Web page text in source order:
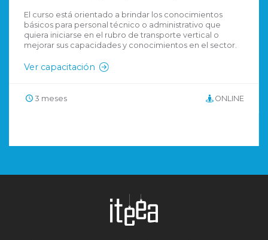
El curso está orientado a brindar los conocimientos
básicos para personal técnico o administrativo que
quiera iniciarse en el rubro de transporte vertical o
mejorar sus capacidades y conocimientos en el sector.
Ver capacitación
3 meses ONLINE